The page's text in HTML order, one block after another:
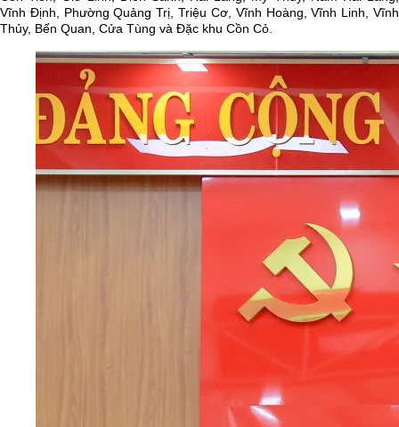
Vĩnh Định, Phường Quảng Trị, Triệu Cơ, Vĩnh Hoàng, Vĩnh Linh, Vĩnh
Thủy, Bến Quan, Cửa Tùng và Đặc khu Cồn Cỏ.